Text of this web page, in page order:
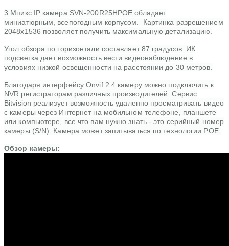
3 Мпикс IP камера SVN-200R25HPOE обладает
миниатюрным, всепогодным корпусом. Картинка разрешением
2048х1536 позволяет получить максимальную детализацию.
Угол обзора по горизонтали составляет 87 градусов. ИК
подсветка дает возможность вести видеонаблюдение в
условиях низкой освещенности на расстоянии до 30 метров.
Благодаря интерфейсу Onvif 2.4 камеру можно подключить к
NVR регистраторам различных производителей. Сервис
Bitvision реализует возможность удаленно просматривать видео
с камеры через Интернет на мобильном телефоне, планшете
или компьютере, все что вам нужно знать - это серийный номер
камеры (S/N). Камера может запитываться по технологии POE.
Обзор камеры: